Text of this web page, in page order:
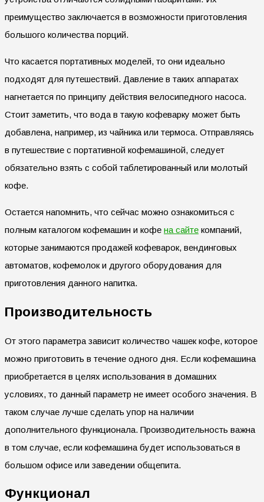
преимущество заключается в возможности приготовления
большого количества порций.
Что касается портативных моделей, то они идеально
подходят для путешествий. Давление в таких аппаратах
нагнетается по принципу действия велосипедного насоса.
Стоит заметить, что вода в такую кофеварку может быть
добавлена, например, из чайника или термоса. Отправляясь
в путешествие с портативной кофемашиной, следует
обязательно взять с собой таблетированный или молотый
кофе.
Остается напомнить, что сейчас можно ознакомиться с
полным каталогом кофемашин и кофе на сайте компаний,
которые занимаются продажей кофеварок, вендинговых
автоматов, кофемолок и другого оборудования для
приготовления данного напитка.
Производительность
От этого параметра зависит количество чашек кофе, которое
можно приготовить в течение одного дня. Если кофемашина
приобретается в целях использования в домашних
условиях, то данный параметр не имеет особого значения. В
таком случае лучше сделать упор на наличии
дополнительного функционала. Производительность важна
в том случае, если кофемашина будет использоваться в
большом офисе или заведении общепита.
Функционал